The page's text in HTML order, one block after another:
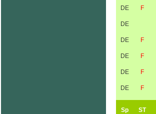
DE F
DE
DE F
DE F
DE F
DE F
Sp ST